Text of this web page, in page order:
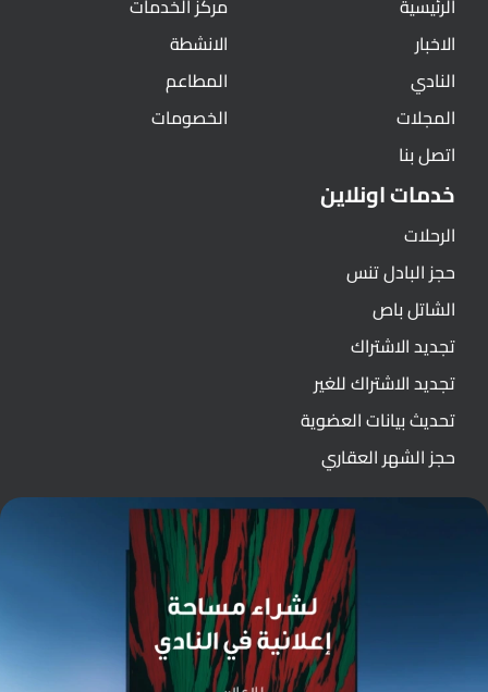
الرئيسية
الاخبار
النادي
المجلات
اتصل بنا
مركز الخدمات
الانشطة
المطاعم
الخصومات
خدمات اونلاين
الرحلات
حجز البادل تنس
الشاتل باص
تجديد الاشتراك
تجديد الاشتراك للغير
تحديث بيانات العضوية
حجز الشهر العقاري